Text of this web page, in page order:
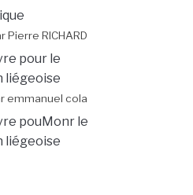
RICHARD
pour le
liégeoise
emmanuel cola
pouMonr le
liégeoise